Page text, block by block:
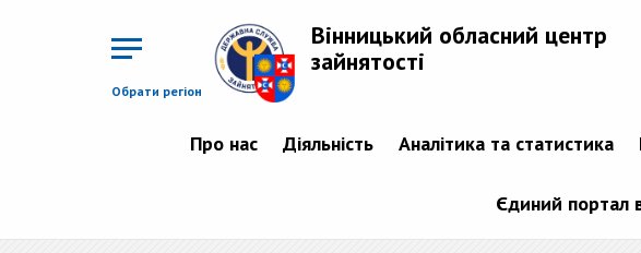
Обрати регіон
Вінницький обласний центр
зайнятості
Про нас Діяльність Аналітика та статистика
Єдиний портал